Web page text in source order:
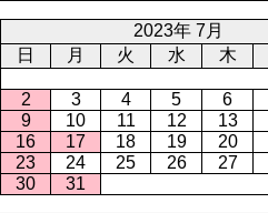
2023年 7月
日
月 火 水 木
2
3 4 5 6
9
10 11 12 13
16
17 18 19 20
23
24 25 26 27
30
31